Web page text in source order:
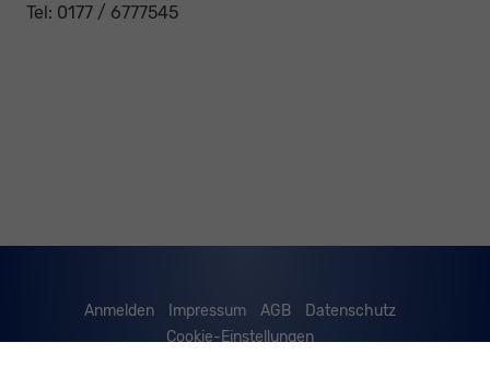
Tel: 0177 / 6777545
Anmelden Impressum AGB
Datenschutz
Cookie-Einstellungen